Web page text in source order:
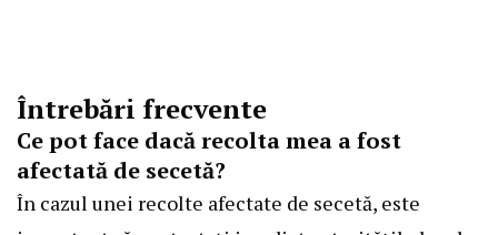
Întrebări frecvente
Ce pot face dacă recolta mea a fost
afectată de secetă?
În cazul unei recolte afectate de secetă, este